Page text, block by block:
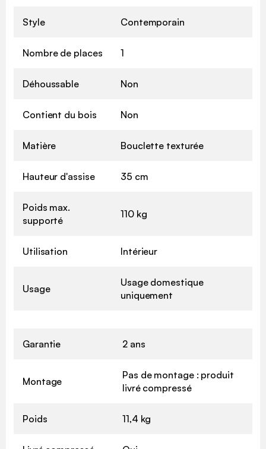
Style Contemporain
Nombre de places 1
Déhoussable Non
Contient du bois Non
Matière Bouclette texturée
Hauteur d'assise 35 cm
Poids max.
supporté
110 kg
Utilisation Intérieur
Usage
Usage domestique
uniquement
Garantie 2 ans
Montage
Pas de montage : produit
livré compressé
Poids 11,4 kg